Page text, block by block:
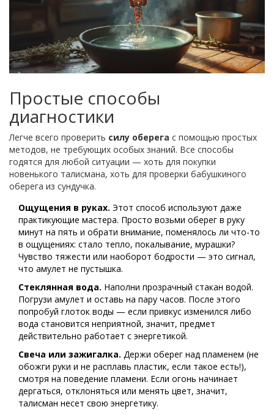
Простые способы
диагностики
Легче всего проверить силу оберега с помощью простых
методов, не требующих особых знаний. Все способы
годятся для любой ситуации — хоть для покупки
новенького талисмана, хоть для проверки бабушкиного
оберега из сундучка.
Ощущения в руках. Этот способ используют даже
практикующие мастера. Просто возьми оберег в руку
минут на пять и обрати внимание, поменялось ли что-то
в ощущениях: стало тепло, покалывание, мурашки?
Чувство тяжести или наоборот бодрости — это сигнал,
что амулет не пустышка.
Стеклянная вода. Наполни прозрачный стакан водой.
Погрузи амулет и оставь на пару часов. После этого
попробуй глоток воды — если привкус изменился либо
вода становится неприятной, значит, предмет
действительно работает с энергетикой.
Свеча или зажигалка. Держи оберег над пламенем (не
обожги руки и не расплавь пластик, если такое есть!),
смотря на поведение пламени. Если огонь начинает
дергаться, отклоняться или менять цвет, значит,
талисман несет свою энергетику.